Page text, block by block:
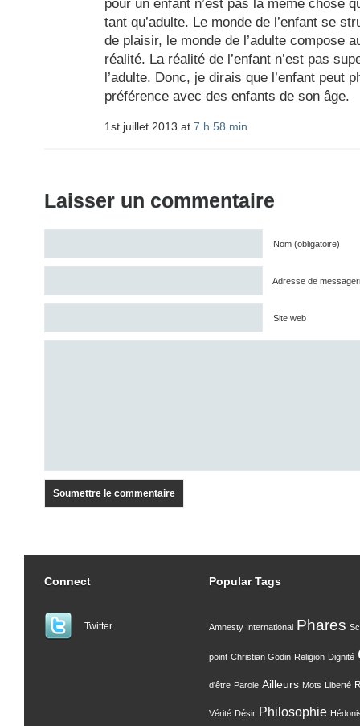
pour un enfant n’est pas la même chose
tant qu’adulte. Le monde de l’enfant se
de plaisir, le monde de l’adulte compose
réalité. La réalité de l’enfant n’est pas
l’adulte. Donc, je dirais que l’enfant peut
préférence avec des enfants de son âge.
1st juillet 2013 at 7 h 58 min
Laisser un commentaire
Nom (obligatoire)
Adresse de
Site web
Connect
Twitter
Popular Tags
Amnesty International Phares
point Christian Godin Religion Dignité
d'être Parole Ailleurs Mots Liberté
Vérité Désir Philosophie